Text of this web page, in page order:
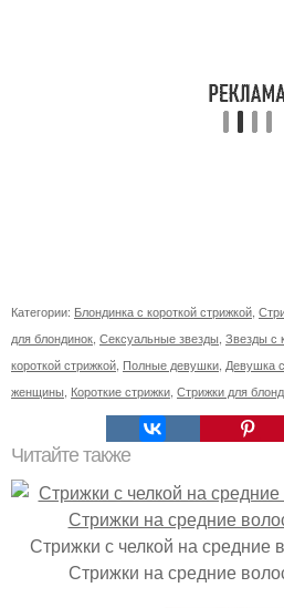
Категории: Блондинка с короткой стрижкой
для блондинок Сексуальные звезды Звезды с
короткой стрижкой Полные девушки Девушка
женщины Короткие стрижки Стрижки для
Читайте также
Стрижки с челкой на средние
Стрижки на средние